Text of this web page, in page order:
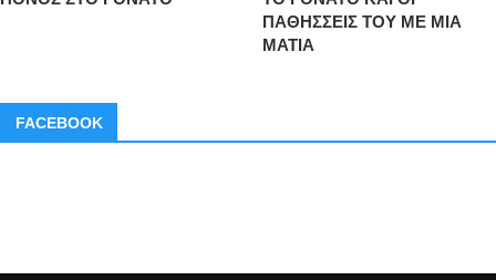
ΠΑΘΗΣΣΕΙΣ ΤΟΥ ΜΕ ΜΙΑ
ΜΑΤΙΑ
FACEBOOK